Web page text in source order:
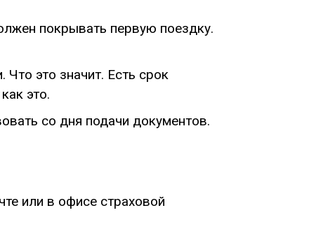
покрывать первую поездку.
это значит. Есть срок
это.
со дня подачи документов.
или в офисе страховой